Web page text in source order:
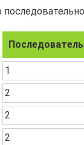
1
2
2
2